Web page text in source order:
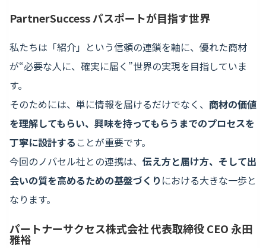
PartnerSuccess パスポートが目指す世界
私たちは「紹介」という信頼の連鎖を軸に、優れた商材
が“必要な人に、確実に届く”世界の実現を目指していま
す。
そのためには、単に情報を届けるだけでなく、 商材の価値
を理解してもらい、興味を持ってもらうまでのプロセスを
丁寧に設計する ことが重要です。
今回のノバセル社との連携は、 伝え方と届け方、そして出
会いの質を高めるための基盤づくり における大きな一歩と
なります。
パートナーサクセス株式会社 代表取締役 CEO 永田
雅裕